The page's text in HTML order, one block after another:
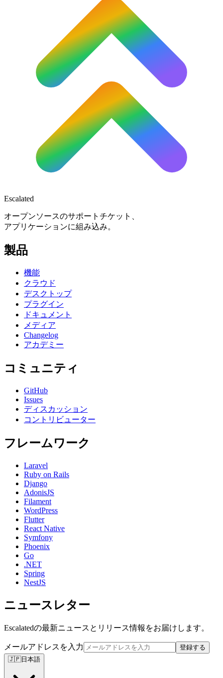
Escalated
オープンソースのサポートチケット、
アプリケーションに組み込み。
製品
機能
クラウド
デスクトップ
プラグイン
ドキュメント
メディア
Changelog
アカデミー
コミュニティ
GitHub
Issues
ディスカッション
コントリビューター
フレームワーク
Laravel
Ruby on Rails
Django
AdonisJS
Filament
WordPress
Flutter
React Native
Symfony
Phoenix
Go
.NET
Spring
NestJS
ニュースレター
Escalatedの最新ニュースとリリース情報をお届けします。
メールアドレスを入力
登録する
🇯🇵日本語